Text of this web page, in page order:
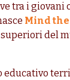
tra i giovani
Mind the
del